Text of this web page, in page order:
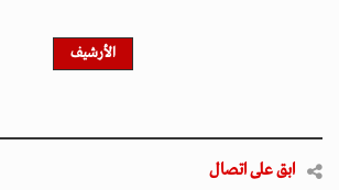
الأرشيف
ابق على اتصال